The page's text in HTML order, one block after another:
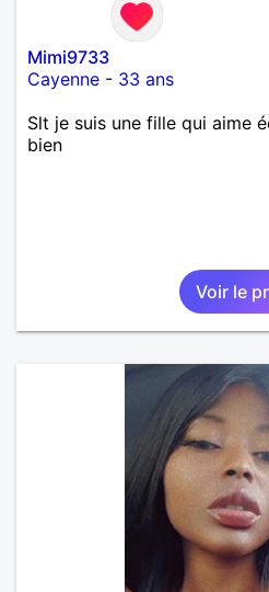
Mimi9733
Cayenne - 33 ans
Slt je suis une fille qui aime
bien
Voir le